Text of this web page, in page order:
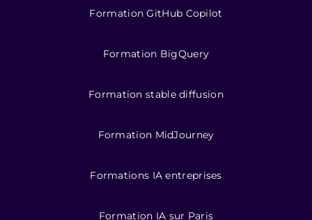
Formation GitHub Copilot
Formation BigQuery
Formation stable diffusion
Formation MidJourney
Formations IA entreprises
Formation IA sur Paris